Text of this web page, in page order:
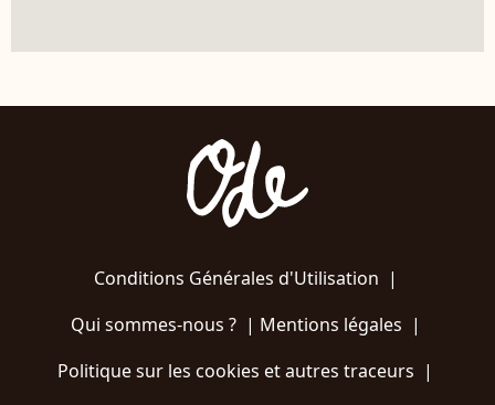
Conditions Générales d'Utilisation |
Qui sommes-nous ?| Mentions légales |
Politique sur les cookies et autres traceurs |